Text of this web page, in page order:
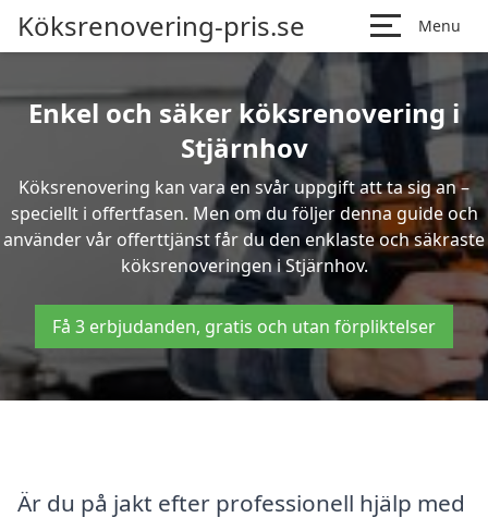
Köksrenovering-pris.se Menu
Enkel och säker köksrenovering i
Stjärnhov
Köksrenovering kan vara en svår uppgift att ta sig an –
speciellt i offertfasen. Men om du följer denna guide och
använder vår offerttjänst får du den enklaste och säkraste
köksrenoveringen i Stjärnhov.
Få 3 erbjudanden, gratis och utan förpliktelser
Är du på jakt efter professionell hjälp med